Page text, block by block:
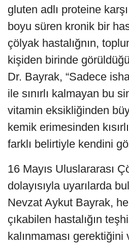
gluten adlı proteine
boyu süren kronik bir
çölyak hastalığnın,
kişiden birinde
Dr. Bayrak, “Sadece
ile sınırlı kalmayan bu
vitamin eksikliğinden
kemik erimesinden
farklı belirtiyle kendini
16 Mayıs Uluslararası
dolayısıyla uyarılarda
Nevzat Aykut Bayrak,
çıkabilen hastalığın
kalınmaması